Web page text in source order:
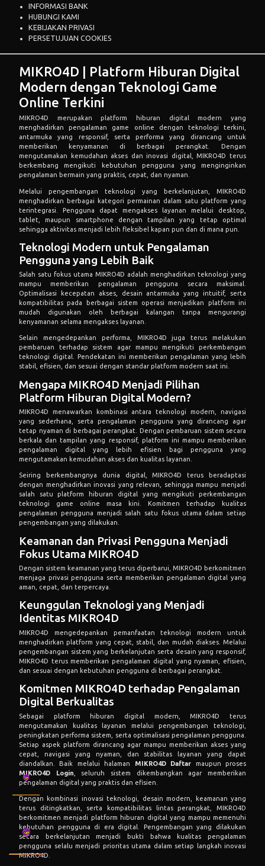
INFORMASI BANK
HUBUNGI KAMI
KEBIJAKAN PRIVASI
PERSETUJUAN COOKIES
MIKRO4D | Platform Hiburan Digital
Modern dengan Teknologi Game
Online Terkini
MIKRO4D merupakan platform hiburan digital modern yang
menghadirkan pengalaman game online dengan teknologi terkini,
antarmuka yang responsif, serta performa yang dirancang untuk
memberikan kenyamanan di berbagai perangkat. Dengan
mengutamakan kemudahan akses dan inovasi digital, MIKRO4D terus
berkembang mengikuti kebutuhan pengguna yang menginginkan
pengalaman bermain yang praktis, cepat, dan nyaman.
Melalui pengembangan teknologi yang berkelanjutan, MIKRO4D
menghadirkan berbagai kategori permainan dalam satu platform yang
terintegrasi. Pengguna dapat mengakses layanan melalui desktop,
tablet, maupun smartphone dengan tampilan yang tetap optimal
sehingga aktivitas menjadi lebih fleksibel kapan pun dan di mana pun.
Teknologi Modern untuk Pengalaman
Pengguna yang Lebih Baik
Salah satu fokus utama MIKRO4D adalah menghadirkan teknologi yang
mampu memberikan pengalaman pengguna secara maksimal.
Optimalisasi kecepatan akses, desain antarmuka yang intuitif, serta
kompatibilitas pada berbagai sistem operasi menjadikan platform ini
mudah digunakan oleh berbagai kalangan tanpa mengurangi
kenyamanan selama mengakses layanan.
Selain mengedepankan performa, MIKRO4D juga terus melakukan
pembaruan terhadap sistem agar mampu mengikuti perkembangan
teknologi digital. Pendekatan ini memberikan pengalaman yang lebih
stabil, efisien, dan sesuai dengan standar platform modern saat ini.
Mengapa MIKRO4D Menjadi Pilihan
Platform Hiburan Digital Modern?
MIKRO4D menawarkan kombinasi antara teknologi modern, navigasi
yang sederhana, serta pengalaman pengguna yang dirancang agar
tetap nyaman di berbagai perangkat. Dengan pembaruan sistem secara
berkala dan tampilan yang responsif, platform ini mampu memberikan
pengalaman digital yang lebih efisien bagi pengguna yang
mengutamakan kemudahan akses dan kualitas layanan.
Seiring berkembangnya dunia digital, MIKRO4D terus beradaptasi
dengan menghadirkan inovasi yang relevan, sehingga mampu menjadi
salah satu platform hiburan digital yang mengikuti perkembangan
teknologi game online masa kini. Komitmen terhadap kualitas
pengalaman pengguna menjadi salah satu fokus utama dalam setiap
pengembangan yang dilakukan.
Keamanan dan Privasi Pengguna Menjadi
Fokus Utama MIKRO4D
Dengan sistem keamanan yang terus diperbarui, MIKRO4D berkomitmen
menjaga privasi pengguna serta memberikan pengalaman digital yang
aman, cepat, dan terpercaya.
Keunggulan Teknologi yang Menjadi
Identitas MIKRO4D
MIKRO4D mengedepankan pemanfaatan teknologi modern untuk
menghadirkan platform yang cepat, stabil, dan mudah diakses. Melalui
pengembangan sistem yang berkelanjutan serta desain yang responsif,
MIKRO4D terus memberikan pengalaman digital yang nyaman, efisien,
dan sesuai dengan kebutuhan pengguna di berbagai perangkat.
Komitmen MIKRO4D terhadap Pengalaman
Digital Berkualitas
Sebagai platform hiburan digital modern, MIKRO4D terus
mengutamakan kualitas layanan melalui pengembangan teknologi,
peningkatan performa sistem, serta optimalisasi pengalaman pengguna.
Setiap aspek platform dirancang agar mampu memberikan akses yang
cepat, navigasi yang nyaman, dan stabilitas layanan yang dapat
diandalkan. Baik melalui halaman
MIKRO4D Daftar maupun proses
MIKRO4D Login , seluruh sistem dikembangkan agar memberikan
pengalaman digital yang praktis dan efisien.
Dengan kombinasi inovasi teknologi, desain modern, keamanan yang
terus ditingkatkan, serta kompatibilitas lintas perangkat, MIKRO4D
berkomitmen menjadi platform hiburan digital yang mampu memenuhi
kebutuhan pengguna di era digital. Pengembangan yang dilakukan
secara berkelanjutan menjadi bukti bahwa kualitas pengalaman
pengguna selalu menjadi prioritas utama dalam setiap langkah inovasi
MIKRO4D.